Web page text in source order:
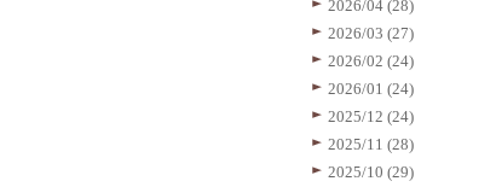
2026/04 (28)
2026/03 (27)
2026/02 (24)
2026/01 (24)
2025/12 (24)
2025/11 (28)
2025/10 (29)